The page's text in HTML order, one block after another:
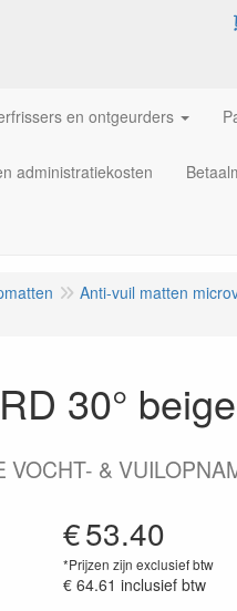
en ontgeurders
administratiekosten
Anti-vuil matten
30°
&
€53.40
*Prijzen zijn exclusief btw
€ 64.61 inclusief btw